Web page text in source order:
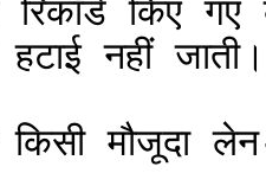
रिकॉर्ड किए
नहीं जाती।
मौजूदा